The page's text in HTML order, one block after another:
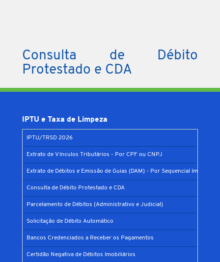
Consulta de Débito
Protestado e CDA
IPTU e Taxa de Limpeza
IPTU/TRSD 2026
Extrato de Vínculos Tributários - Por CPF ou CNPJ
Extrato de Débitos e Emissão de Guias (DAM) - Por Sequencial Imobiliário
Consulta de Débito Protestado e CDA
Parcelamento de Débitos (Administrativo e Judicial)
Solicitação de Débito Automático
Bancos Credenciados a Receber os Pagamentos
Certidão Negativa de Débitos Imobiliários